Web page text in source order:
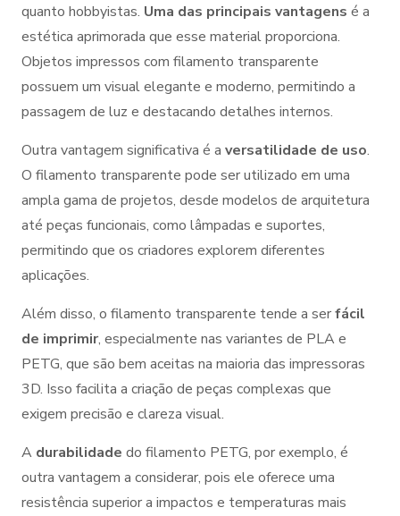
quanto hobbyistas. Uma das principais vantagens é a
estética aprimorada que esse material proporciona.
Objetos impressos com filamento transparente
possuem um visual elegante e moderno, permitindo a
passagem de luz e destacando detalhes internos.
Outra vantagem significativa é a versatilidade de uso.
O filamento transparente pode ser utilizado em uma
ampla gama de projetos, desde modelos de arquitetura
até peças funcionais, como lâmpadas e suportes,
permitindo que os criadores explorem diferentes
aplicações.
Além disso, o filamento transparente tende a serfácil
de imprimir, especialmente nas variantes de PLA e
PETG, que são bem aceitas na maioria das impressoras
3D. Isso facilita a criação de peças complexas que
exigem precisão e clareza visual.
A durabilidade do filamento PETG, por exemplo, é
outra vantagem a considerar, pois ele oferece uma
resistência superior a impactos e temperaturas mais